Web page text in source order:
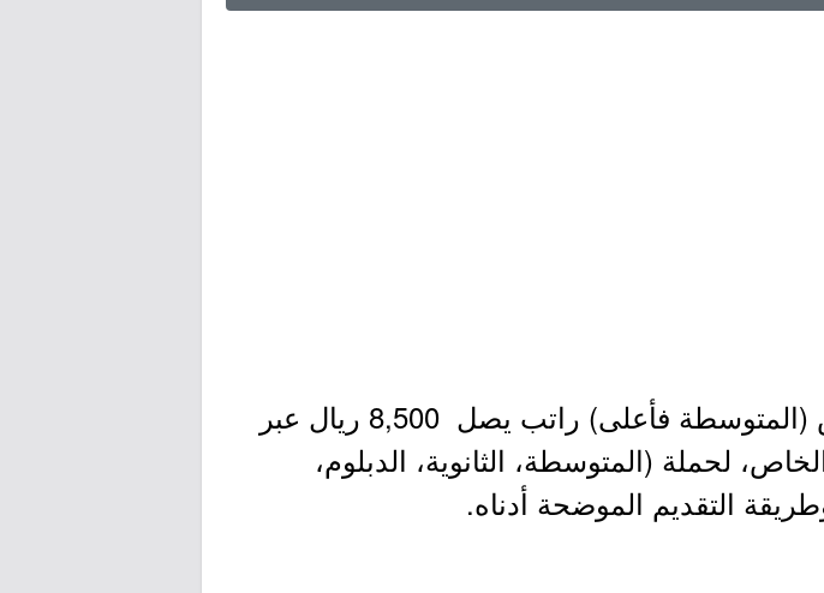
توفر وظائف بالقطاع الخاص (المتوسطة فأعلى) راتب يصل 8,500 ريال عبر
لحملة (المتوسطة، الثانوية، الدبلوم،
التقديم الموضحة أدناه.